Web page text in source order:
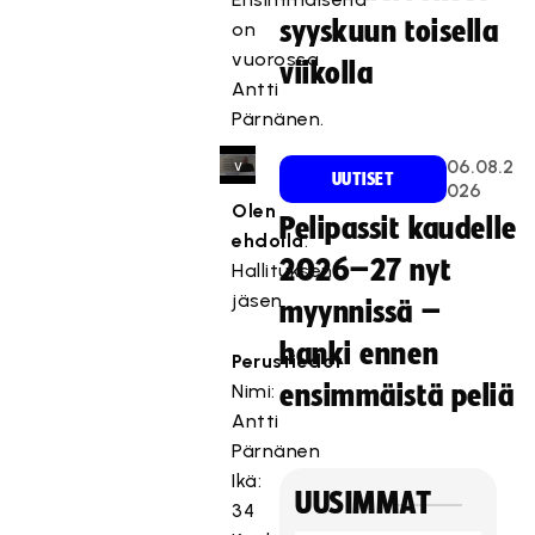
on
vuorossa
Antti
Pärnänen.
s
k
a
s
v
a
t
ii
m
r
k
k
i
Olen
ehdolla:
Hallituksen
jäsen
Perustiedot
Nimi:
Antti
Pärnänen
Ikä:
34
syyskuun toisella
viikolla
UUTISET
06.08.2
026
Pelipassit kaudelle
2026–27 nyt
myynnissä –
hanki ennen
ensimmäistä peliä
UUSIMMAT